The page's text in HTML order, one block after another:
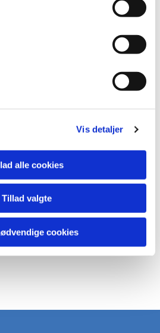
Vis detaljer
alle cookies
Tillad valgte
cookies